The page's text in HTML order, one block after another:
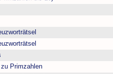
Primzahlen